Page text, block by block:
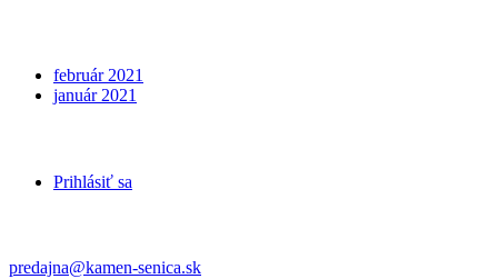
február 2021
január 2021
Prihlásiť sa
predajna@kamen-senica.sk